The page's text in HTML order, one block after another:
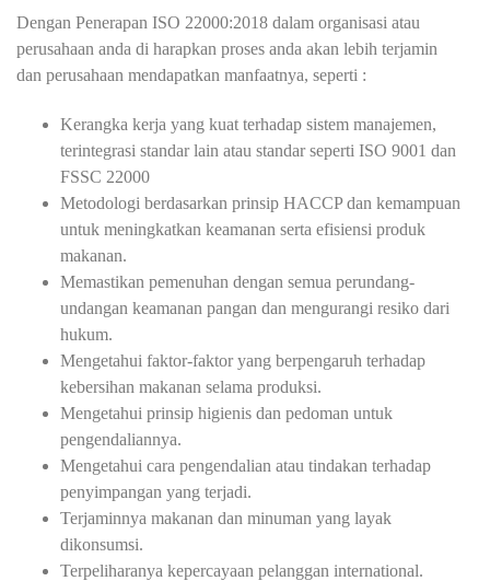
Dengan Penerapan ISO 22000:2018 dalam organisasi atau
perusahaan anda di harapkan proses anda akan lebih terjamin
dan perusahaan mendapatkan manfaatnya, seperti :
Kerangka kerja yang kuat terhadap sistem manajemen,
terintegrasi standar lain atau standar seperti ISO 9001 dan
FSSC 22000
Metodologi berdasarkan prinsip HACCP dan kemampuan
untuk meningkatkan keamanan serta efisiensi produk
makanan.
Memastikan pemenuhan dengan semua perundang-
undangan keamanan pangan dan mengurangi resiko dari
hukum.
Mengetahui faktor-faktor yang berpengaruh terhadap
kebersihan makanan selama produksi.
Mengetahui prinsip higienis dan pedoman untuk
pengendaliannya.
Mengetahui cara pengendalian atau tindakan terhadap
penyimpangan yang terjadi.
Terjaminnya makanan dan minuman yang layak
dikonsumsi.
Terpeliharanya kepercayaan pelanggan international.